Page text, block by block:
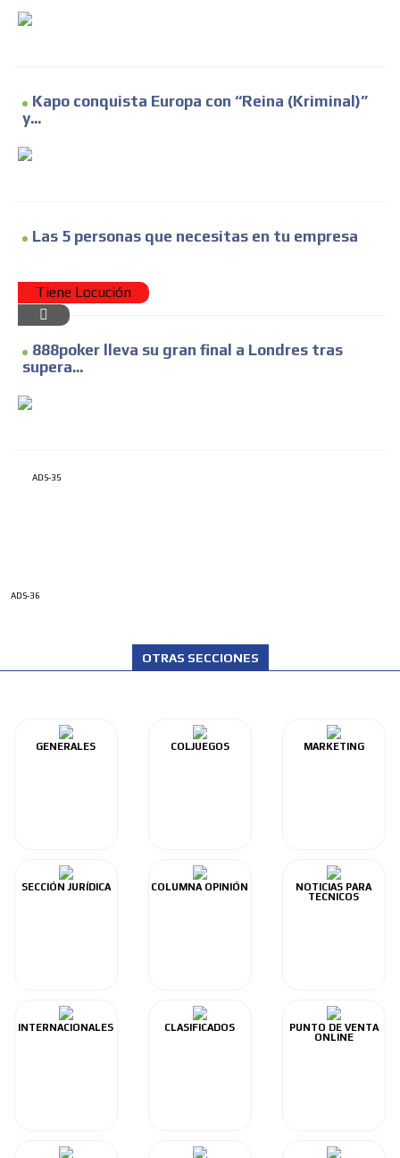
Kapo conquista Europa con “Reina (Kriminal)”
y...
Las 5 personas que necesitas en tu empresa
Tiene Locución
888poker lleva su gran final a Londres tras
supera...
ADS-35
ADS-36
OTRAS SECCIONES
GENERALES COLJUEGOS MARKETING
SECCIÓN JURÍDICA COLUMNA OPINIÓN
NOTICIAS PARA
TECNICOS
INTERNACIONALES CLASIFICADOS
PUNTO DE VENTA
ONLINE